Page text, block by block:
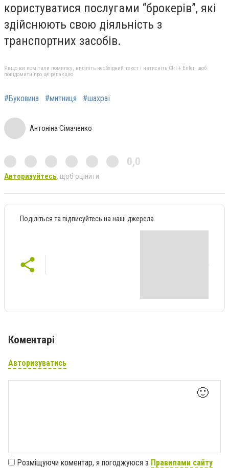
користуватися послугами “брокерів”, які
здійснюють свою діяльність з
транспортних засобів.
Якщо ви помітили помилку, виділіть необхідний текст і натисніть Ctrl + Enter, щоб
повідомити про це редакцію
#Буковина #митниця #шахраї
Антоніна Сімаченко
0,0
Авторизуйтесь, щоб оцінити
Поділіться та підписуйтесь на наші джерела
Коментарі
Авторизуватись
🙂
Розміщуючи коментар, я погоджуюся з Правилами сайту